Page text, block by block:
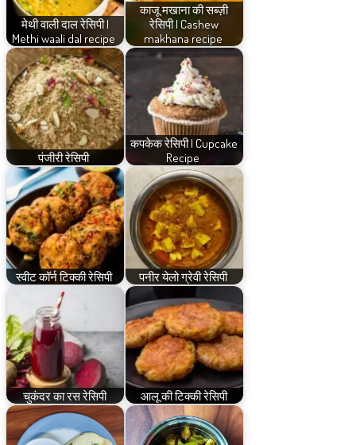
मेथी वाली दाल रेसिपी |
Methi waali dal recipe
काजू मखाना की सब्ज़ी
रेसिपी | Cashew
makhana recipe
पंजीरी रेसिपी
कपकेक रेसिपी | Cupcake
Recipe
स्वीट कॉर्न टिक्की रेसिपी पनीर येलो ग्रेवी रेसिपी
चुकंदर का रस रेसिपी आलू की टिक्की रेसिपी